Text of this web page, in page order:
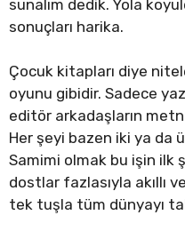
sunalım dedik. Yola
sonuçları harika.
Çocuk kitapları diye
oyunu gibidir. Sadece
editör arkadaşların
Her şeyi bazen iki ya da
Samimi olmak bu işin ilk
dostlar fazlasıyla akıllı
tek tuşla tüm dünyayı